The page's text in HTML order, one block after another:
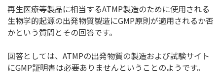
再生医療等製品に相当するATMP製造のために使用される
生物学的起源の出発物質製造にGMP原則が適用されるか否
かという質問とその回答です。
回答としては、ATMPの出発物質の製造および試験サイト
にGMP証明書は必要ありませんということのようです。